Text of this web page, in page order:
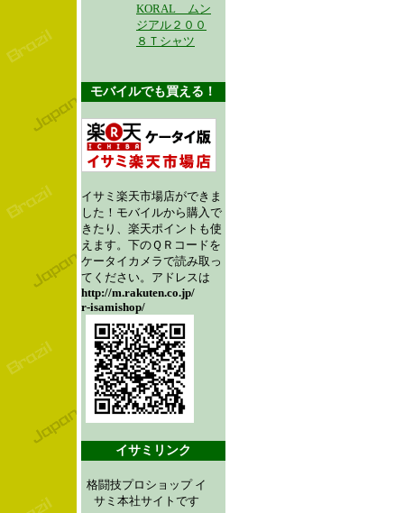
KORAL ムン
ジアル２００
８Ｔシャツ
モバイルでも買える！
イサミ楽天市場店ができま
した！モバイルから購入で
きたり、楽天ポイントも使
えます。下のＱＲコードを
ケータイカメラで読み取っ
てください。アドレスは
http://m.rakuten.co.jp/
r-isamishop/
イサミリンク
格闘技プロショップ イ
サミ本社サイトです